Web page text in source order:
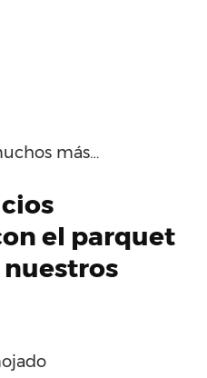
más…
el parquet